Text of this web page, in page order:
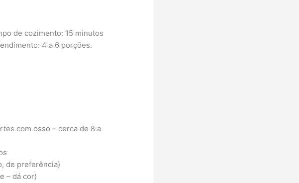
de cozimento: 15 minutos
4 a 6 porções.
com osso – cerca de 8 a
de preferência)
– dá cor)